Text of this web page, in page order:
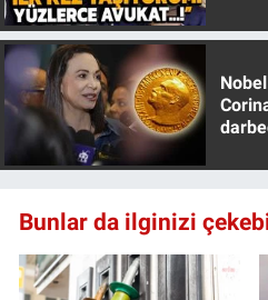
Bunlar da ilginizi